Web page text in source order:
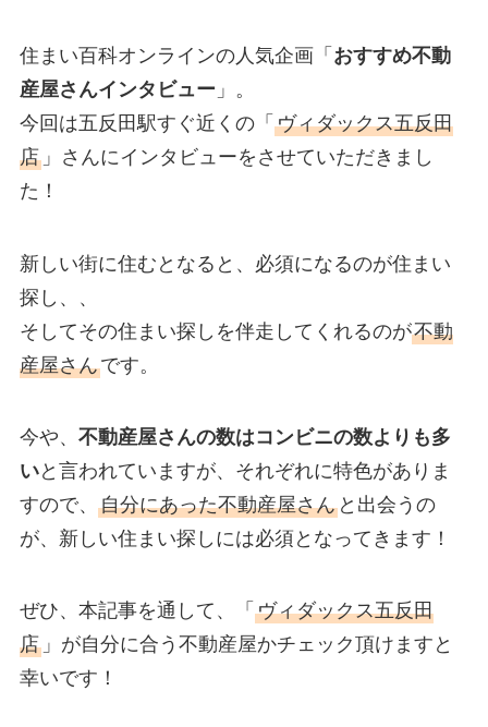
住まい百科オンラインの人気企画「 おすすめ不動
産屋さんインタビュー 」。
今回は五反田駅すぐ近くの「 ヴィダックス五反田
店」さんにインタビューをさせていただきまし
た！
新しい街に住むとなると、必須になるのが住まい
探し、、
そしてその住まい探しを伴走してくれるのが不動
産屋さんです。
今や、 不動産屋さんの数はコンビニの数よりも多
いと言われていますが、それぞれに特色がありま
すので、 自分にあった不動産屋さんと出会うの
が、新しい住まい探しには必須となってきます！
ぜひ、本記事を通して、「 ヴィダックス五反田
店」が自分に合う不動産屋かチェック頂けますと
幸いです！